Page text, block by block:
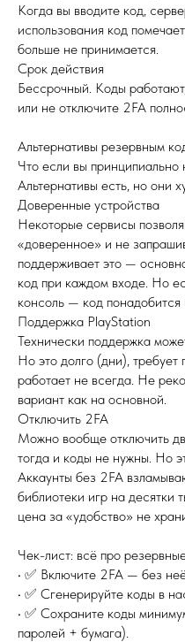
Когда вы вводите код,
использования код
больше не принимается.
Срок действия
Бессрочный. Коды
или не отключите 2FA
Альтернативы резервным
Что если вы принципиально
Альтернативы есть, но они
Доверенные устройства
Некоторые сервисы
«доверенное» и не
поддерживает это —
код при каждом входе. Но
консоль — код понадобится
Поддержка PlayStation
Технически поддержка
Но это долго (дни), требует
работает не всегда. Не
вариант как на основной.
Отключить 2FA
Можно вообще отключить
тогда и коды не нужны. Но
Аккаунты без 2FA
библиотеки игр на десятки
цена за «удобство» не
Чек-лист: всё про
• ✅ Включите 2FA — без
• ✅ Сгенерируйте коды в
• ✅ Сохраните коды
паролей + бумага).